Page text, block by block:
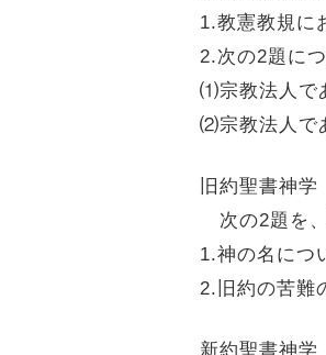
1.教憲教規に
2.次の2題に
⑴宗教法人で
⑵宗教法人で
旧約聖書神学
次の2題を、
1.神の名につ
2. 旧約の苦難
新約聖書神学